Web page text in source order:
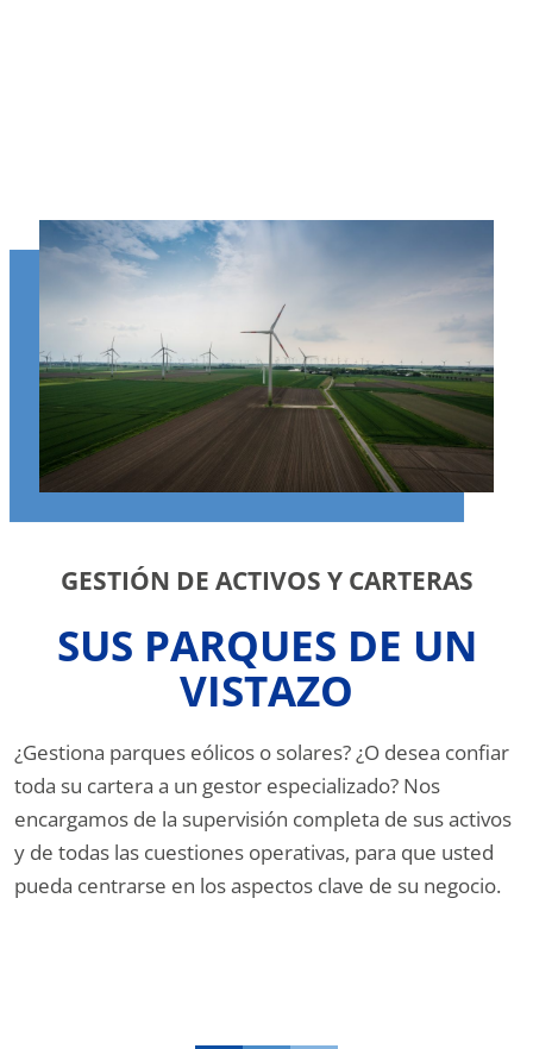
GESTIÓN DE ACTIVOS Y CARTERAS
SUS PARQUES DE UN
VISTAZO
¿Gestiona parques eólicos o solares? ¿O desea confiar
toda su cartera a un gestor especializado? Nos
encargamos de la supervisión completa de sus activos
y de todas las cuestiones operativas, para que usted
pueda centrarse en los aspectos clave de su negocio.